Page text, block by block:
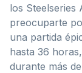
los Steelseries
preocuparte
una partida
hasta 36
durante más